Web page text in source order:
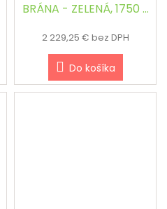
BRÁNA - ZELENÁ, 1750 x
2 229,25 € bez DPH
Do košíka